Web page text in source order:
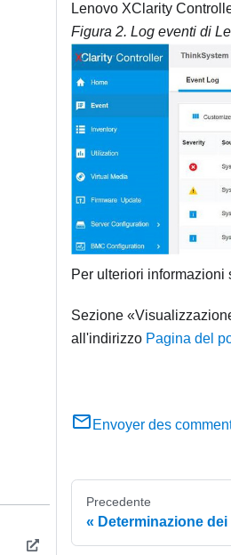
Lenovo XClarity
Figura 2. Log eventi di
Per ulteriori
Sezione
all'indirizzo Pagina del
Envoyer des
Precedente
Determinazione